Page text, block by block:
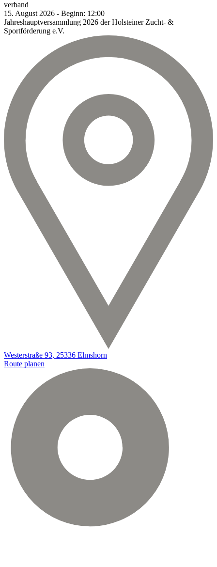
verband
15. August 2026 - Beginn: 12:00
Jahreshauptversammlung 2026 der Holsteiner Zucht- &
Sportförderung e.V.
Westerstraße 93, 25336 Elmshorn
Route planen